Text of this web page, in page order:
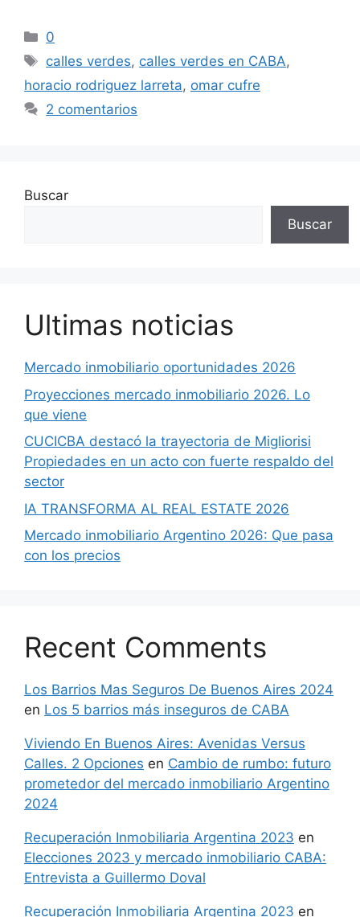
Categorías
0
Etiquetas
calles verdes, calles verdes en CABA,
horacio rodriguez larreta, omar cufre
2 comentarios
Buscar
Buscar
Ultimas noticias
Mercado inmobiliario oportunidades 2026
Proyecciones mercado inmobiliario 2026. Lo
que viene
CUCICBA destacó la trayectoria de Migliorisi
Propiedades en un acto con fuerte respaldo del
sector
IA TRANSFORMA AL REAL ESTATE 2026
Mercado inmobiliario Argentino 2026: Que pasa
con los precios
Recent Comments
Los Barrios Mas Seguros De Buenos Aires 2024
en Los 5 barrios más inseguros de CABA
Viviendo En Buenos Aires: Avenidas Versus
Calles. 2 Opciones en Cambio de rumbo: futuro
prometedor del mercado inmobiliario Argentino
2024
Recuperación Inmobiliaria Argentina 2023 en
Elecciones 2023 y mercado inmobiliario CABA:
Entrevista a Guillermo Doval
Recuperación Inmobiliaria Argentina 2023 en